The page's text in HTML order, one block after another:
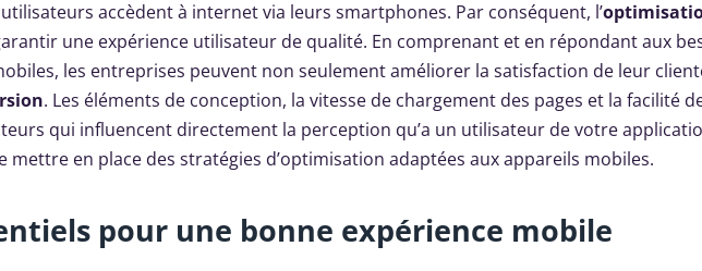
accèdent à internet via leurs smartphones. Par conséquent, l’
une expérience utilisateur de qualité. En comprenant et en répondant aux
les entreprises peuvent non seulement améliorer la satisfaction de leur
. Les éléments de conception, la vitesse de chargement des pages et la facilité
qui influencent directement la perception qu’a un utilisateur de votre
mettre en place des stratégies d’optimisation adaptées aux appareils mobiles.
pour une bonne expérience mobile